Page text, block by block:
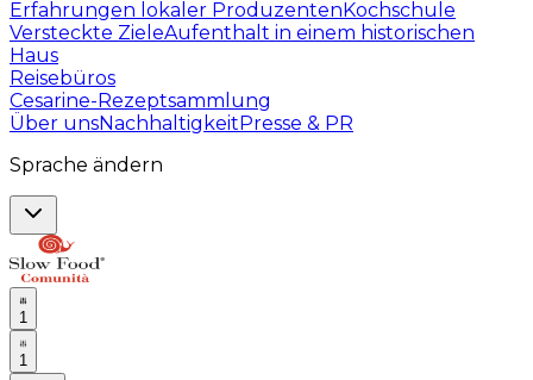
Erfahrungen lokaler ProduzentenKochschule
Versteckte ZieleAufenthalt in einem historischen
Haus
Reisebüros
Cesarine-Rezeptsammlung
Über unsNachhaltigkeitPresse & PR
Sprache ändern
1
1